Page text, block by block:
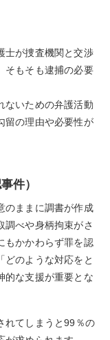
士が捜査機関と交渉
そもそも逮捕の必要
ないための弁護活動
留の理由や必要性が
件）
のままに調書が作成
調べや身柄拘束がさ
もかかわらず罪を認
どのような対応をと
的な支援が重要とな
れてしまうと99％の